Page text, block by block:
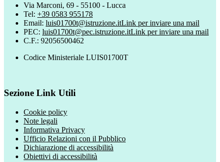
Via Marconi, 69 - 55100 - Lucca
Tel: +39 0583 955178
Email: luis01700t@istruzione.itLink per inviare una mail
PEC: luis01700t@pec.istruzione.itLink per inviare una mail
C.F.: 92056500462
Codice Ministeriale LUIS01700T
Sezione Link Utili
Cookie policy
Note legali
Informativa Privacy
Ufficio Relazioni con il Pubblico
Dichiarazione di accessibilità
Obiettivi di accessibilità